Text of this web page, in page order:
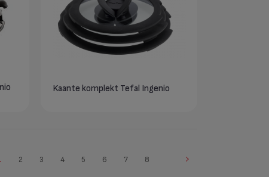
Kaante komplekt Tefal Ingenio
2 3 4 5 6 7 8